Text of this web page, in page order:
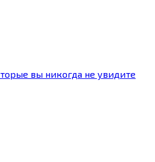
вы никогда не увидите